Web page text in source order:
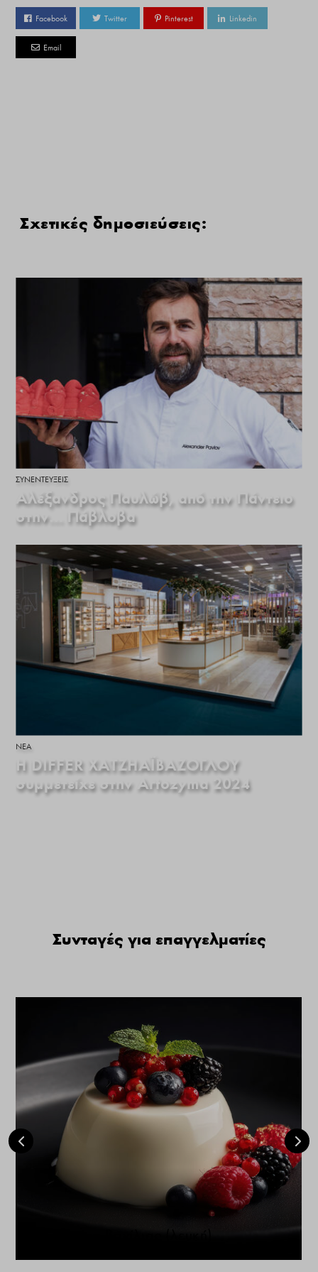
Facebook Twitter Pinterest Linkedin
Email
Σχετικές δημοσιεύσεις:
ΣΥΝΕΝΤΕΎΞΕΙΣ
Αλέξανδρος Παυλώβ, από την Πάντειο
στην… Πάβλοβα
ΝΕΑ
H DIFFER ΧΑΤΖΗΑΪΒΑΖΟΓΛΟΥ
συμμετείχε στην Artozyma 2024
Συνταγές για επαγγελματίες